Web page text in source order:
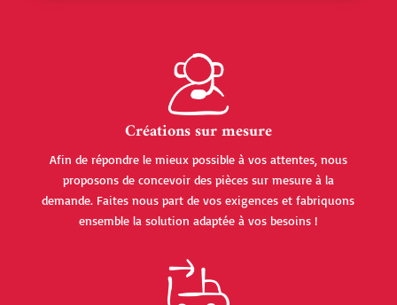
Créations sur mesure
Afin de répondre le mieux possible à vos attentes, nous
proposons de concevoir des pièces sur mesure à la
demande. Faites nous part de vos exigences et fabriquons
ensemble la solution adaptée à vos besoins !